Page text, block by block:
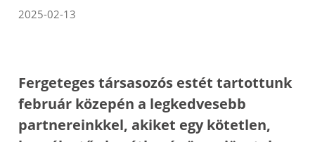
2025-02-13
Fergeteges társasozós estét tartottunk
február közepén a legkedvesebb
partnereinkkel, akiket egy kötetlen,